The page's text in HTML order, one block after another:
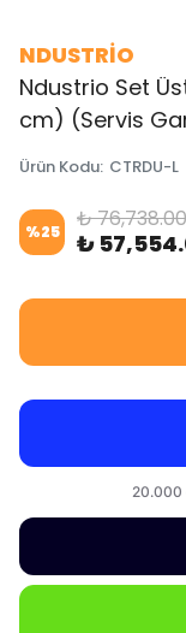
NDUSTRİO
Ndustrio Set
cm) (Servis
Ürün Kodu: CTRDU-L
%25 ₺ 76,738.00
₺